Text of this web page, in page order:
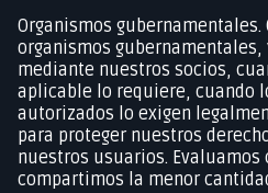
Organismos
organismos
mediante nuestros socios,
aplicable lo requiere, cuando
autorizados lo exigen
para proteger nuestros
nuestros usuarios. Evaluamos
compartimos la menor